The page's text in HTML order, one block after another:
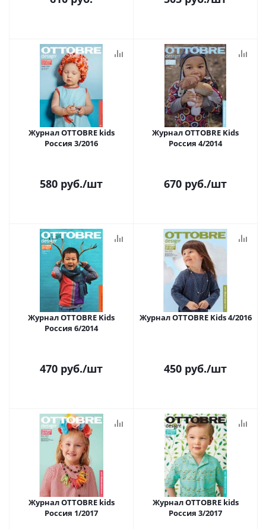
Журнал OTTOBRE kids
Россия 3/2016
580 руб./шт
Журнал OTTOBRE Kids
Россия 4/2014
670 руб./шт
Журнал OTTOBRE Kids
Россия 6/2014
470 руб./шт
Журнал OTTOBRE Kids 4/2016
450 руб./шт
Журнал OTTOBRE kids
Россия 1/2017
Журнал OTTOBRE kids
Россия 3/2017